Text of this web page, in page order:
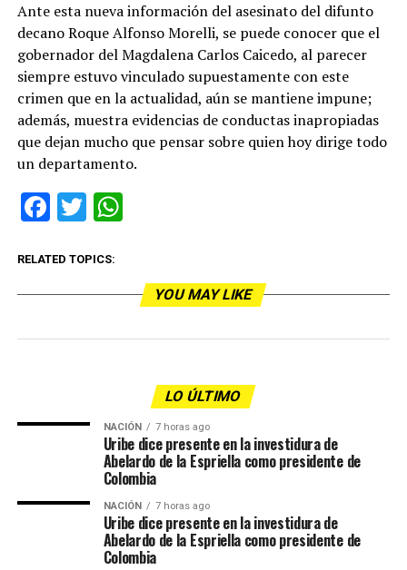
Ante esta nueva información del asesinato del difunto
decano Roque Alfonso Morelli, se puede conocer que el
gobernador del Magdalena Carlos Caicedo, al parecer
siempre estuvo vinculado supuestamente con este
crimen que en la actualidad, aún se mantiene impune;
además, muestra evidencias de conductas inapropiadas
que dejan mucho que pensar sobre quien hoy dirige todo
un departamento.
Facebook
Twitter
RELATED TOPICS:
YOU MAY LIKE
LO ÚLTIMO
NACIÓN 7 horas ago
Uribe dice presente en la investidura de
Abelardo de la Espriella como presidente de
Colombia
NACIÓN 7 horas ago
Uribe dice presente en la investidura de
Abelardo de la Espriella como presidente de
Colombia